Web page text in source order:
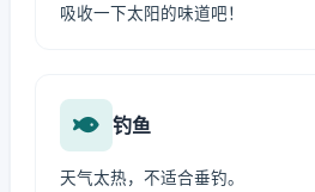
吸收一下太阳的味道吧！
钓鱼
天气太热，不适合垂钓。